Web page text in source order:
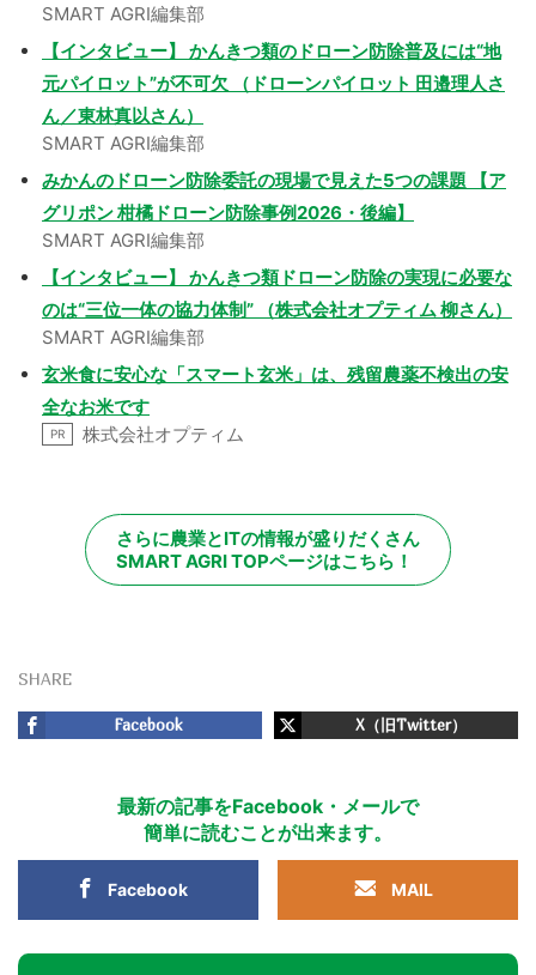
SMART AGRI編集部
【インタビュー】 かんきつ類のドローン防除普及には“地
元パイロット”が不可欠 （ドローンパイロット 田邉理人さ
ん／東林真以さん）
SMART AGRI編集部
みかんのドローン防除委託の現場で見えた5つの課題 【ア
グリポン 柑橘ドローン防除事例2026・後編】
SMART AGRI編集部
【インタビュー】 かんきつ類ドローン防除の実現に必要な
のは“三位一体の協力体制” （株式会社オプティム 柳さん）
SMART AGRI編集部
玄米食に安心な「スマート玄米」は、残留農薬不検出の安
全なお米です
PR 株式会社オプティム
さらに農業とITの情報が盛りだくさん
SMART AGRI TOPページはこちら！
SHARE
Facebook X（旧Twitter）
最新の記事をFacebook・メールで
簡単に読むことが出来ます。
Facebook MAIL